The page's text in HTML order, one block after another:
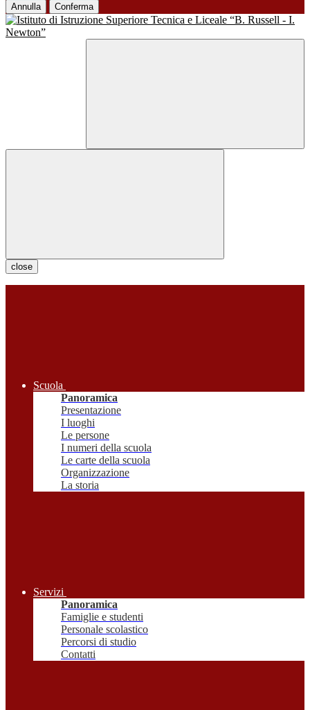
Annulla Conferma
close
Scuola
Panoramica
Presentazione
I luoghi
Le persone
I numeri della scuola
Le carte della scuola
Organizzazione
La storia
Servizi
Panoramica
Famiglie e studenti
Personale scolastico
Percorsi di studio
Contatti